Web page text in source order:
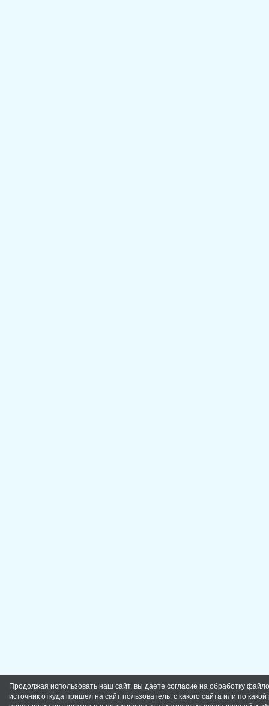
Продолжая использовать наш сайт, вы даете согласие на обработку
источник откуда пришел на сайт пользователь; с какого сайта или по